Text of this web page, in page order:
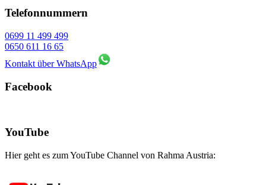
Telefonnummern
0699 11 499 499
0650 611 16 65
Kontakt über WhatsApp
Facebook
YouTube
Hier geht es zum YouTube Channel von Rahma Austria: